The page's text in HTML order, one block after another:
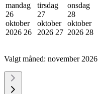
mandag
26
oktober
2026 26
tirsdag
27
oktober
2026 27
onsdag
28
oktober
2026 28
Valgt måned: november 2026